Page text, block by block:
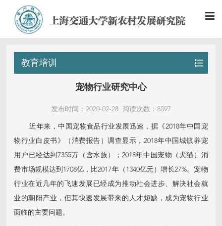
教育培训
宠物行业研究中心
发布时间：2020-02-28 阅读次数：8597
近年来，中国宠物食品行业发展迅速，据《2018年中国宠
物行业白皮书》（消费报告）调查显示，2018年中国城镇养宠
用户已经达到7355万（含水族）；2018年中国宠物（犬猫）消
费市场规模达到1708亿，比2017年（1340亿元）增长27%。宠物
行业在近几年的飞速发展已经成为推动社会进步、解决社会就
业的朝阳产业，但其快速发展带来的人才短缺，成为宠物行业
面临的主要问题。